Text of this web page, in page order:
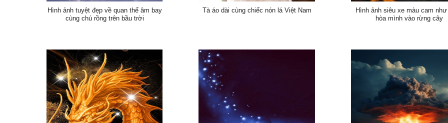
Hình ảnh tuyệt đẹp về quan thế âm bay
cùng chú rồng trên bầu trời
Tà áo dài cùng chiếc nón lá Việt Nam
Hình ảnh siêu xe màu cam như
hòa mình vào rừng cây